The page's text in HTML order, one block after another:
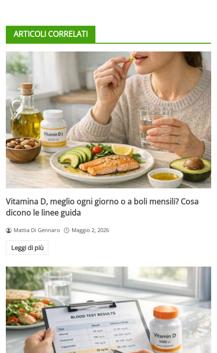
ARTICOLI CORRELATI
Vitamina D, meglio ogni giorno o a boli mensili? Cosa
dicono le linee guida
Mattia Di Gennaro Maggio 2, 2026
Leggi di più